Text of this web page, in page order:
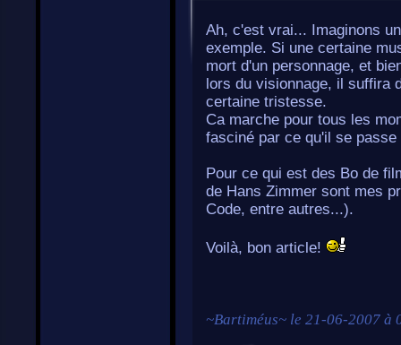
Ah, c'est vrai... Imaginons
exemple. Si une certaine
mort d'un personnage, et
lors du visionnage, il suffira
certaine tristesse.
Ca marche pour tous les
fasciné par ce qu'il se
Pour ce qui est des Bo de
de Hans Zimmer sont mes
Code, entre autres...).
Voilà, bon article!
~Bartiméus~ le 21-06-2007 à